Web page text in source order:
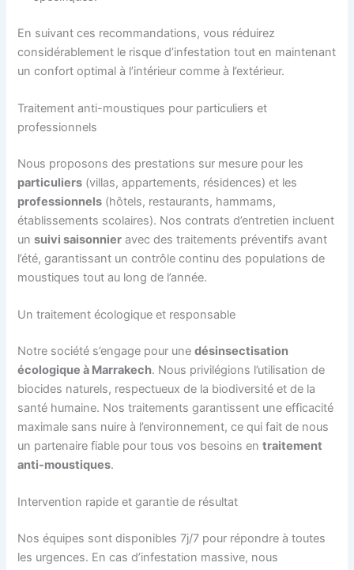
En suivant ces recommandations, vous réduirez
considérablement le risque d’infestation tout en maintenant
un confort optimal à l’intérieur comme à l’extérieur.
Traitement anti-moustiques pour particuliers et
professionnels
Nous proposons des prestations sur mesure pour les
particuliers (villas, appartements, résidences) et les
professionnels (hôtels, restaurants, hammams,
établissements scolaires). Nos contrats d’entretien incluent
unsuivi saisonnier avec des traitements préventifs avant
l’été, garantissant un contrôle continu des populations de
moustiques tout au long de l’année.
Un traitement écologique et responsable
Notre société s’engage pour unedésinsectisation
écologique à Marrakech. Nous privilégions l’utilisation de
biocides naturels, respectueux de la biodiversité et de la
santé humaine. Nos traitements garantissent une efficacité
maximale sans nuire à l’environnement, ce qui fait de nous
un partenaire fiable pour tous vos besoins entraitement
anti-moustiques.
Intervention rapide et garantie de résultat
Nos équipes sont disponibles 7j/7 pour répondre à toutes
les urgences. En cas d’infestation massive, nous